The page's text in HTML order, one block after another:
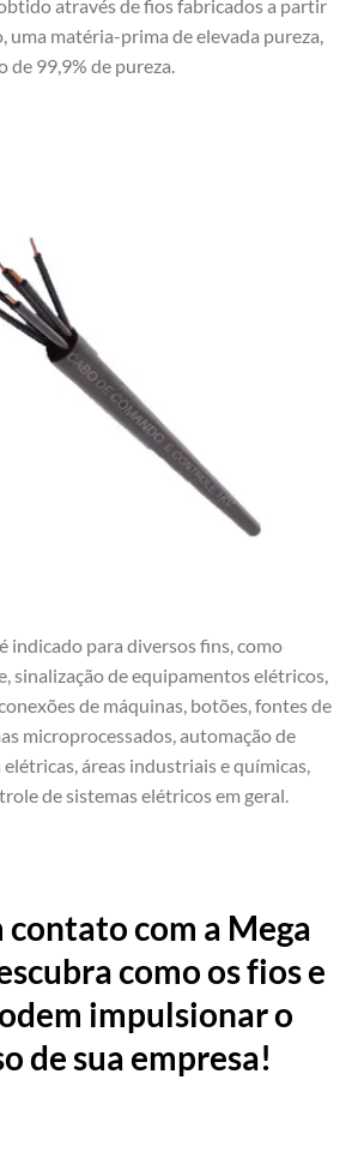
através de fios fabricados a partir
uma matéria-prima de elevada pureza,
de 99,9% de pureza.
indicado para diversos fins, como
sinalização de equipamentos elétricos,
de máquinas, botões, fontes de
microprocessados, automação de
áreas industriais e químicas,
de sistemas elétricos em geral.
contato com a Mega
como os fios e
impulsionar o
de sua empresa!